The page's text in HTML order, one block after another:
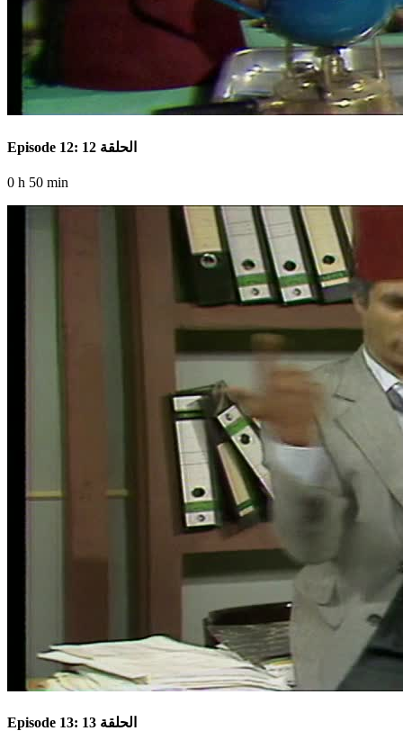
Episode 12: الحلقة 12
0 h 50 min
Episode 13: الحلقة 13